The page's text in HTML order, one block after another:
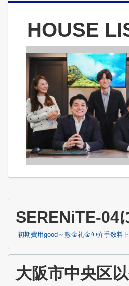
HOUSE
SERENiTE-04
初期費用good～敷金礼金仲介手数料
大阪市中央区